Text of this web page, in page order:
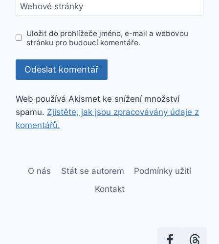
Webové stránky
Uložit do prohlížeče jméno, e-mail a webovou
stránku pro budoucí komentáře.
Web používá Akismet ke snížení množství
spamu. Zjistěte, jak jsou zpracovávány údaje z
komentářů.
O nás Stát se autorem
Podmínky užití
Kontakt